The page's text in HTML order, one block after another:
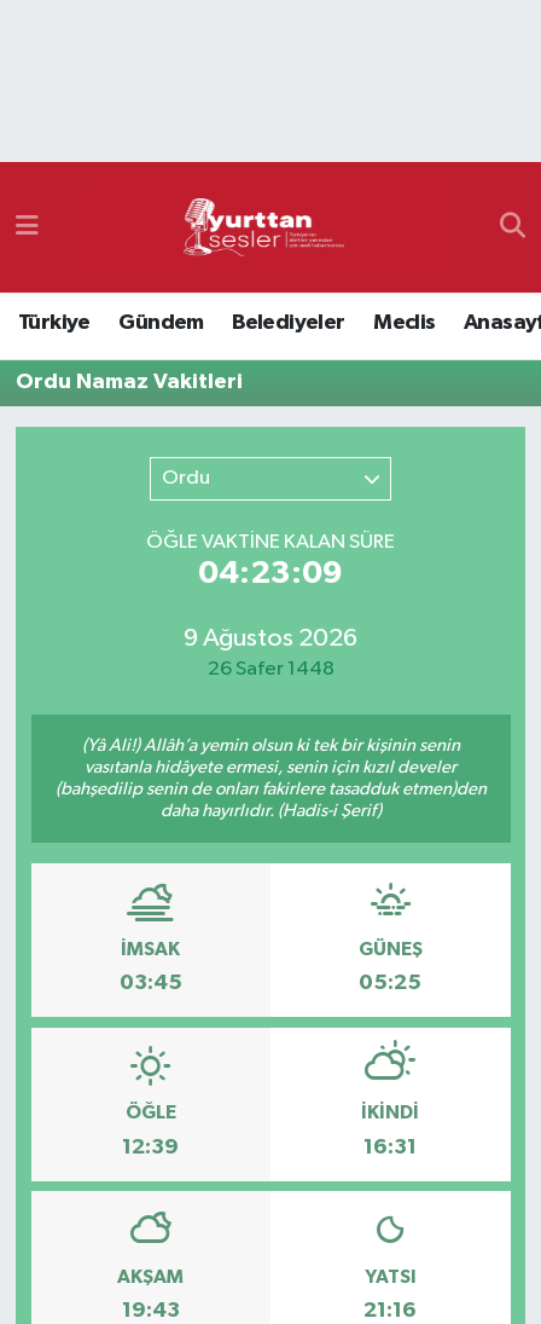
Türkiye Gündem Belediyeler Meclis
Ordu Namaz Vakitleri
Ordu
ÖĞLE VAKTİNE KALAN SÜRE
04:23:09
9 Ağustos 2026
26 Safer 1448
(Yâ Ali!) Allâh’a yemin olsun ki tek bir kişinin senin
vasıtanla hidâyete ermesi, senin için kızıl develer
(bahşedilip senin de onları fakirlere tasadduk etmen)den
daha hayırlıdır. (Hadis-i Şerif)
İMSAK
03:45
GÜNEŞ
05:25
ÖĞLE
12:39
İKINDI
16:31
AKŞAM
19:43
YATSI
21:16
Namaz Vakitleri
Süper Lig Puan Durumu ve Fikstür
Son Dakika Haberleri